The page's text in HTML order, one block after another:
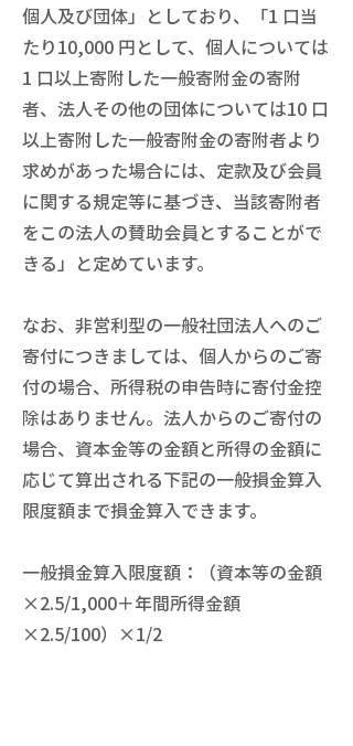
個人及び団体」としており、「1 口当
たり10,000 円として、個人については
1 口以上寄附した一般寄附金の寄附
者、法人その他の団体については10 口
以上寄附した一般寄附金の寄附者より
求めがあった場合には、定款及び会員
に関する規定等に基づき、当該寄附者
をこの法人の賛助会員とすることがで
きる」と定めています。
なお、非営利型の一般社団法人へのご
寄付につきましては、個人からのご寄
付の場合、所得税の申告時に寄付金控
除はありません。法人からのご寄付の
場合、資本金等の金額と所得の金額に
応じて算出される下記の一般損金算入
限度額まで損金算入できます。
一般損金算入限度額：（資本等の金額
×2.5/1,000＋年間所得金額
×2.5/100）×1/2